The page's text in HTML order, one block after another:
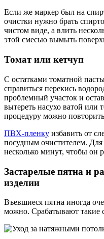
Если же маркер был на
очистки нужно брать
чистом виде, а влить
этой смесью вымыть
Томат или кетчуп
С остатками томатной
справиться перекись
проблемный участок и
вытереть насухо ватой или
процедуру можно
ПВХ-пленку избавить от
посудным очистителем. Для
несколько минут, чтобы он
Застарелые пятна и
изделии
Въевшиеся пятна иногда
можно. Срабатывают такие